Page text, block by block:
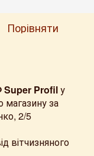
Порівняти
Super Profilу
магазину за
2/5
вітчизняного